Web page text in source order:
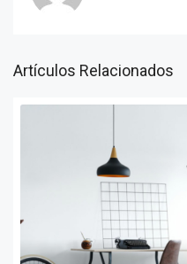
Artículos Relacionados